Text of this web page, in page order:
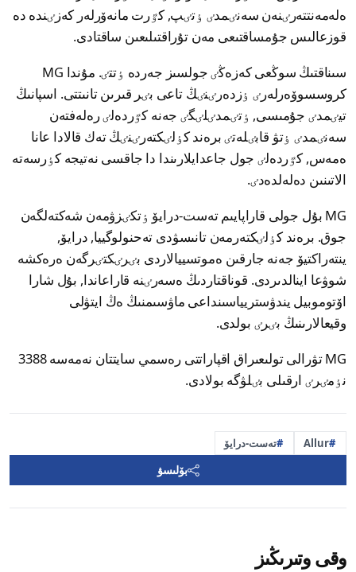
ەلەمەنتتەرٸنەن سەنٸمدٸ ٶتٸپ, كٷرت مانەۆرلەر كەزٸندە دە
قوزعالىس جۇمساقتىعى مەن تۇراقتىلىعىن ساقتادى.
سىناقتىڭ سوڭعى كەزەڭٸ جولسىز جەردە ٶتتٸ. مۇندا MG
كروسسوۆەرلەرٸ ٶزدەرٸنٸڭ تاعى بٸر قىرىن تانىتتى. اسپانىڭ
تيٸمدٸ جۇمىسى, ٶتٸمدٸلٸگٸ جەنە كٷردەلٸ رەلەفتەن
سەنٸمدٸ ٶتۋ قابٸلەتٸ برەند كٶلٸكتەرٸنٸڭ تەك قالادا عانا
ەمەس, كٷردەلٸ جول جاعدايلارىندا دا جاقسى نەتيجە كٶرسەتە
الاتىنىن دەلەلدەدٸ.
MG بۇل جولى قاراپايىم تەست-درايۆ ٶتكٸزۋمەن شەكتەلگەن
جوق. برەند كٶلٸكتەرمەن تانىسۋدى تەحنولوگييا, درايۆ,
ينتەراكتيۆ جەنە جارقىن ەموتسييالاردى بٸرٸكتٸرگەن ەرەكشە
شوۋعا اينالدىردى. قوناقتاردىڭ ەسەرٸنە قاراعاندا, بۇل شارا
اۆتوموبيل يندۋستريياسىنداعى ماۋسىمنىڭ ەڭ ايتۋلى
وقيعالارىنىڭ بٸرٸ بولدى.
MG تۋرالى تولىعىراق اقپاراتتى رەسمي سايتتان نەمەسە 3388
نٶمٸرٸ ارقىلى بٸلۋگە بولادى.
Allur تەست-درايۆ
بۆلىسۋ
وقى وتىرىڭىز